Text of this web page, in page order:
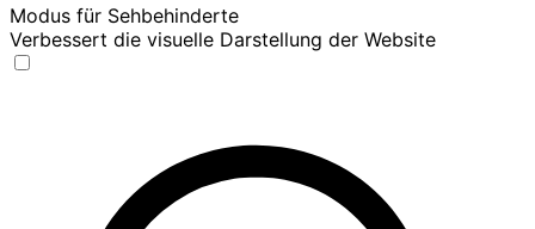
Modus für Sehbehinderte
Verbessert die visuelle Darstellung der Website